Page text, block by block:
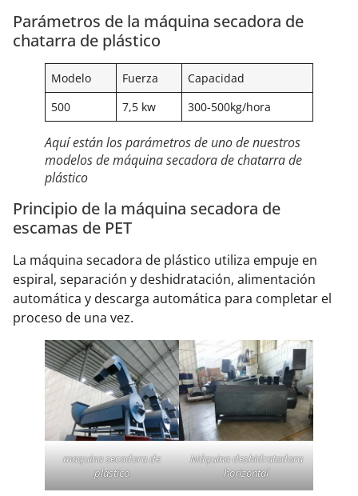
Parámetros de la máquina secadora de
chatarra de plástico
Modelo Fuerza
Capacidad
500
7,5 kw 300-500kg/hora
Aquí están los parámetros de uno de nuestros
modelos de máquina secadora de chatarra de
plástico
Principio de la máquina secadora de
escamas de PET
La máquina secadora de plástico utiliza empuje en
espiral, separación y deshidratación, alimentación
automática y descarga automática para completar el
proceso de una vez.
maquina secadora de
plastico
Máquina deshidratadora
horizontal